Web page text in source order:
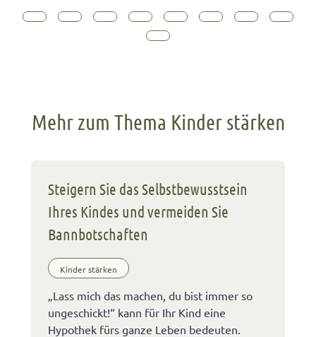
Mehr zum Thema Kinder stärken
Steigern Sie das Selbstbewusstsein
Ihres Kindes und vermeiden Sie
Bannbotschaften
Kinder stärken
„Lass mich das machen, du bist immer so
ungeschickt!“ kann für Ihr Kind eine
Hypothek fürs ganze Leben bedeuten.